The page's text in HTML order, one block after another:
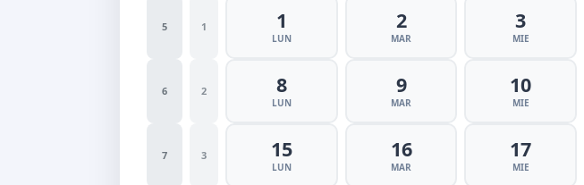
5 1 1
LUN
2
MAR
3
MIE
6 2 8
LUN
9
MAR
10
MIE
7 3 15
LUN
16
MAR
17
MIE